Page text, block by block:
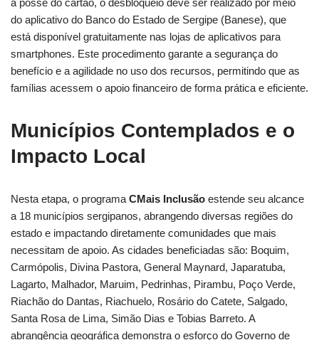
a posse do cartão, o desbloqueio deve ser realizado por meio
do aplicativo do Banco do Estado de Sergipe (Banese), que
está disponível gratuitamente nas lojas de aplicativos para
smartphones. Este procedimento garante a segurança do
benefício e a agilidade no uso dos recursos, permitindo que as
famílias acessem o apoio financeiro de forma prática e eficiente.
Municípios Contemplados e o
Impacto Local
Nesta etapa, o programa CMais Inclusão estende seu alcance
a 18 municípios sergipanos, abrangendo diversas regiões do
estado e impactando diretamente comunidades que mais
necessitam de apoio. As cidades beneficiadas são: Boquim,
Carmópolis, Divina Pastora, General Maynard, Japaratuba,
Lagarto, Malhador, Maruim, Pedrinhas, Pirambu, Poço Verde,
Riachão do Dantas, Riachuelo, Rosário do Catete, Salgado,
Santa Rosa de Lima, Simão Dias e Tobias Barreto. A
abrangência geográfica demonstra o esforço do Governo de